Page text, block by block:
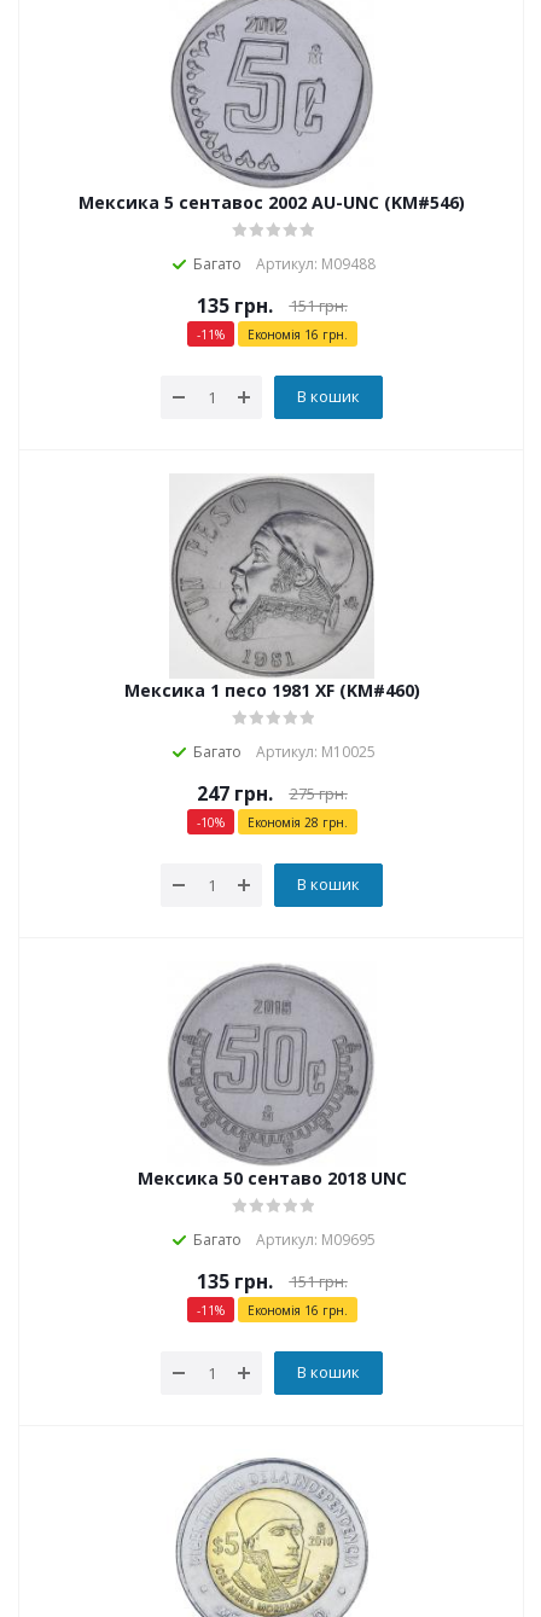
Мексика 5 сентавос 2002 AU-UNC (KM#546)
Багато Артикул: М09488
135грн. 151грн.
-11% Економія 16 грн.
В кошик
Мексика 1 песо 1981 XF (KM#460)
Багато Артикул: М10025
247грн. 275грн.
-10% Економія 28 грн.
В кошик
Мексика 50 сентаво 2018 UNC
Багато Артикул: М09695
135грн. 151грн.
-11% Економія 16 грн.
В кошик